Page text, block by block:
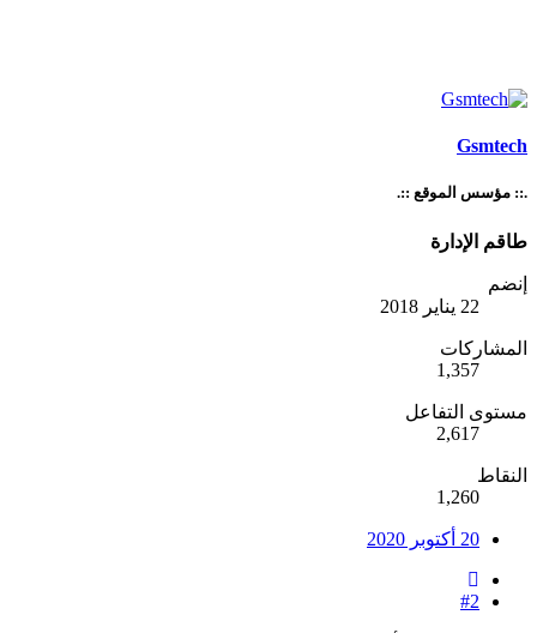
Gsmtech
.:: مؤسس الموقع ::.
طاقم الإدارة
إنضم
22 يناير 2018
المشاركات
1,357
مستوى التفاعل
2,617
النقاط
1,260
20 أكتوبر 2020
#2